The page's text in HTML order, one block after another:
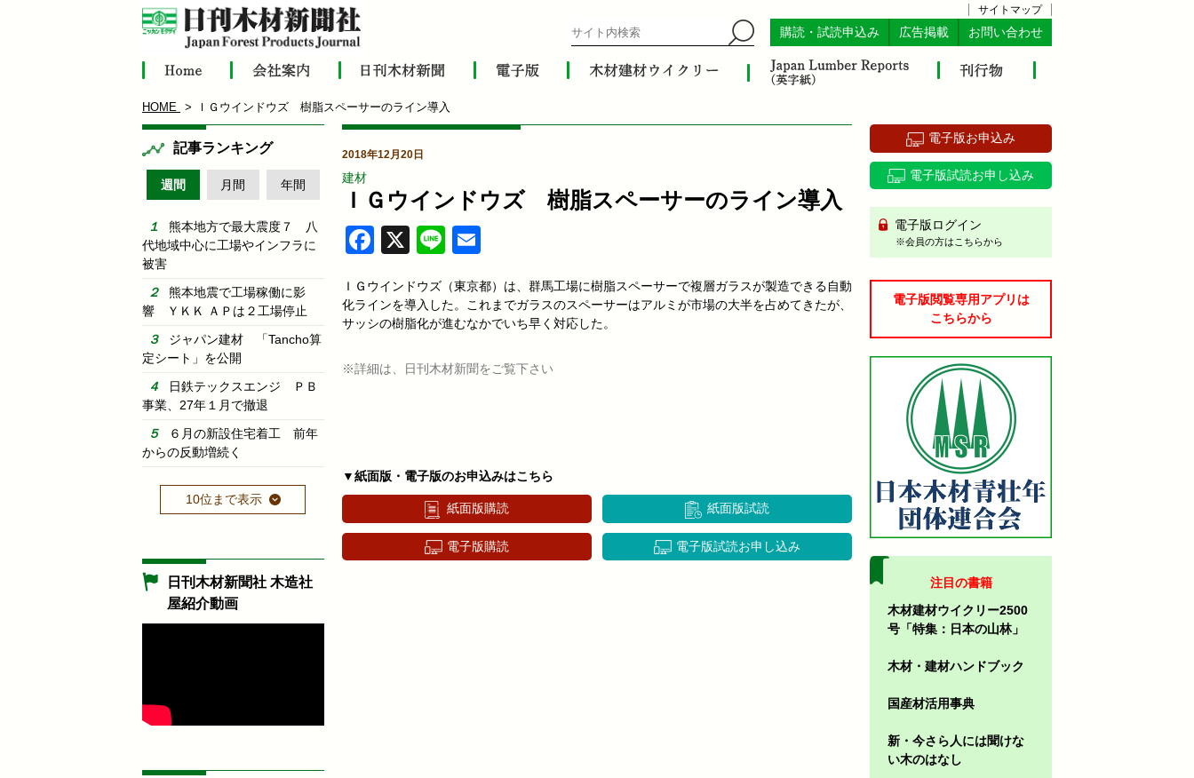
サイトマップ
購読・試読申込み 広告掲載 お問い合わせ
HOME ＩＧウインドウズ 樹脂スペーサーのライン導入
2018年12月20日
建材
ＩＧウインドウズ 樹脂スペーサーのライン導入
Facebook
X Line
ＩＧウインドウズ（東京都）は、群馬工場に樹脂スペーサーで複層ガラスが製造できる自動
化ラインを導入した。これまでガラスのスペーサーはアルミが市場の大半を占めてきたが、
サッシの樹脂化が進むなかでいち早く対応した。
※詳細は、日刊木材新聞をご覧下さい
▼紙面版・電子版のお申込みはこちら
紙面版購読 紙面版試読
電子版購読 電子版試読お申し込み
記事ランキング
週間 月間 年間
熊本地方で最大震度７ 八
代地域中心に工場やインフラに
被害
熊本地震で工場稼働に影
響 ＹＫＫ ＡＰは２工場停止
ジャパン建材 「Tancho算
定シート」を公開
日鉄テックスエンジ ＰＢ
事業、27年１月で撤退
６月の新設住宅着工 前年
からの反動増続く
10位まで表示
日刊木材新聞社 木造社
屋紹介動画
電子版お申込み
電子版試読お申し込み
電子版ログイン
※会員の方はこちらから
電子版閲覧専用アプリは
こちらから
注目の書籍
木材建材ウイクリー2500
号「特集：日本の山林」
木材・建材ハンドブック
国産材活用事典
新・今さら人には聞けな
い木のはなし